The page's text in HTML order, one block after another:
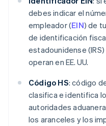
debes indicar el
empleador (EIN) de
de identificación
estadounidense
operan en EE. UU.
Código HS: código
clasifica e identifica
autoridades
los aranceles y los